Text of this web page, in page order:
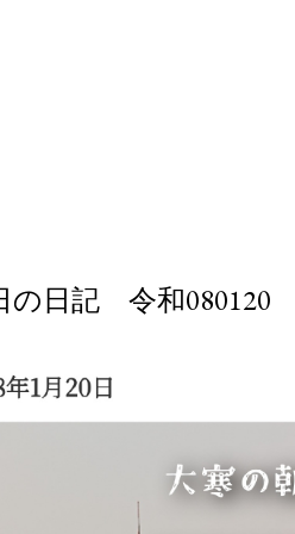
の日記 令和080120